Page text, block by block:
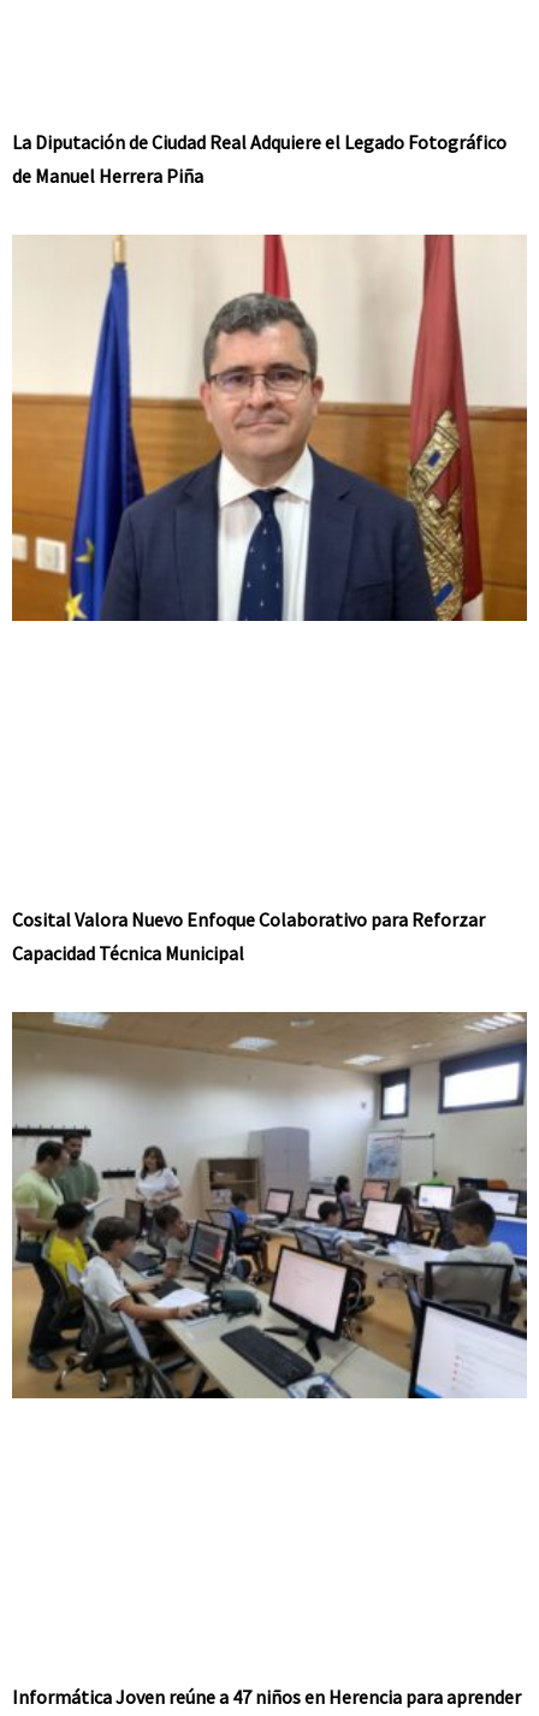
La Diputación de Ciudad Real Adquiere el Legado Fotográfico
de Manuel Herrera Piña
Cosital Valora Nuevo Enfoque Colaborativo para Reforzar
Capacidad Técnica Municipal
Informática Joven reúne a 47 niños en Herencia para aprender